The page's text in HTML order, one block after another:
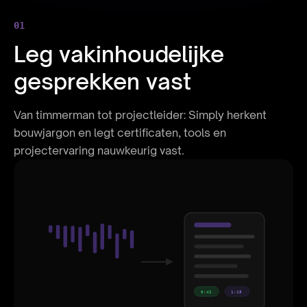
0:42 1:15
01
Leg vakinhoudelijke
gesprekken vast
Van timmerman tot projectleider: Simply herkent
bouwjargon en legt certificaten, tools en
projectervaring nauwkeurig vast.